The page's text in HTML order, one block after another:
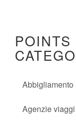
Abbigliamento
Agenzie viaggi